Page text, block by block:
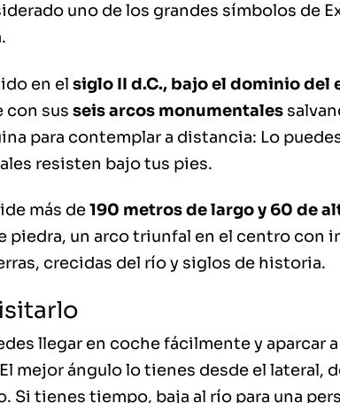
uno de los grandes símbolos de
en el siglo II d.C., bajo el dominio del
con sus seis arcos monumentales
para contemplar a distancia: Lo
resisten bajo tus pies.
más de190 metros de largo y 60 de
piedra, un arco triunfal en el centro con
crecidas del río y siglos de historia.
llegar en coche fácilmente y aparcar
mejor ángulo lo tienes desde el lateral,
Si tienes tiempo, baja al río para una